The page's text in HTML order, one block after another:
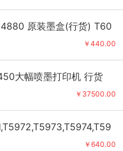
原装墨盒(行货) T60
￥440.00
大幅喷墨打印机 行货
￥37500.00
7910)
￥640.00